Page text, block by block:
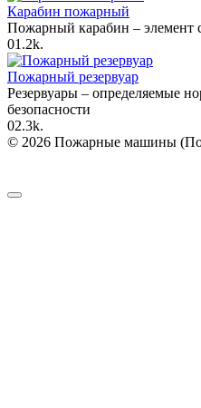
Карабин пожарный
Пожарный карабин – элемент
01.2k.
Пожарный резервуар
Резервуары – определяемые
безопасности
02.3k.
© 2026 Пожарные машины